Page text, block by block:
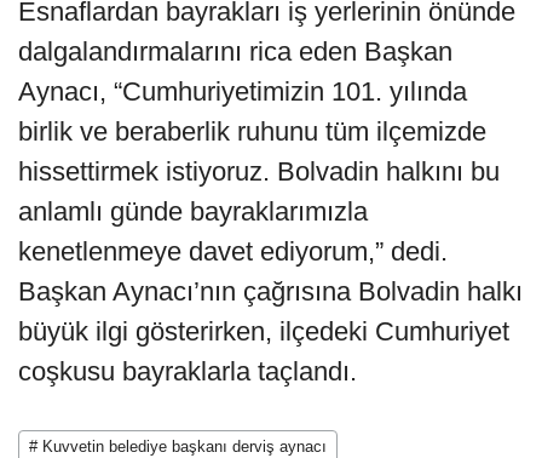
Esnaflardan bayrakları iş yerlerinin önünde
dalgalandırmalarını rica eden Başkan
Aynacı, “Cumhuriyetimizin 101. yılında
birlik ve beraberlik ruhunu tüm ilçemizde
hissettirmek istiyoruz. Bolvadin halkını bu
anlamlı günde bayraklarımızla
kenetlenmeye davet ediyorum,” dedi.
Başkan Aynacı’nın çağrısına Bolvadin halkı
büyük ilgi gösterirken, ilçedeki Cumhuriyet
coşkusu bayraklarla taçlandı.
# Kuvvetin belediye başkanı derviş aynacı